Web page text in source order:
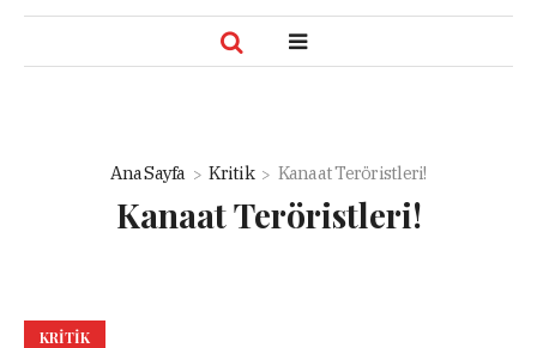
Ana Sayfa Kritik Kanaat Teröristleri!
Kanaat Teröristleri!
KRITIK